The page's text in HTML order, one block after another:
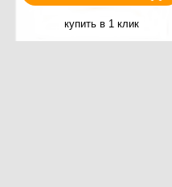
купить в 1 клик